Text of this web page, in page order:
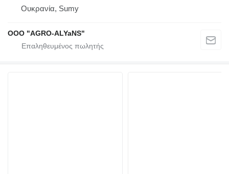
Ουκρανία, Sumy
OOO "AGRO-ALYaNS"